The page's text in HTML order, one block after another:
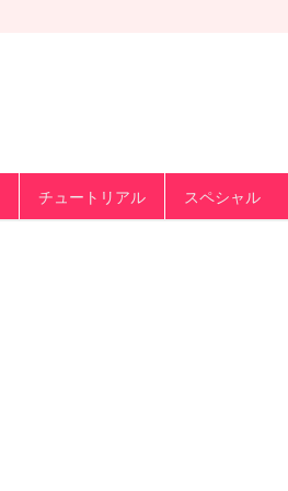
チュートリアル スペシャル